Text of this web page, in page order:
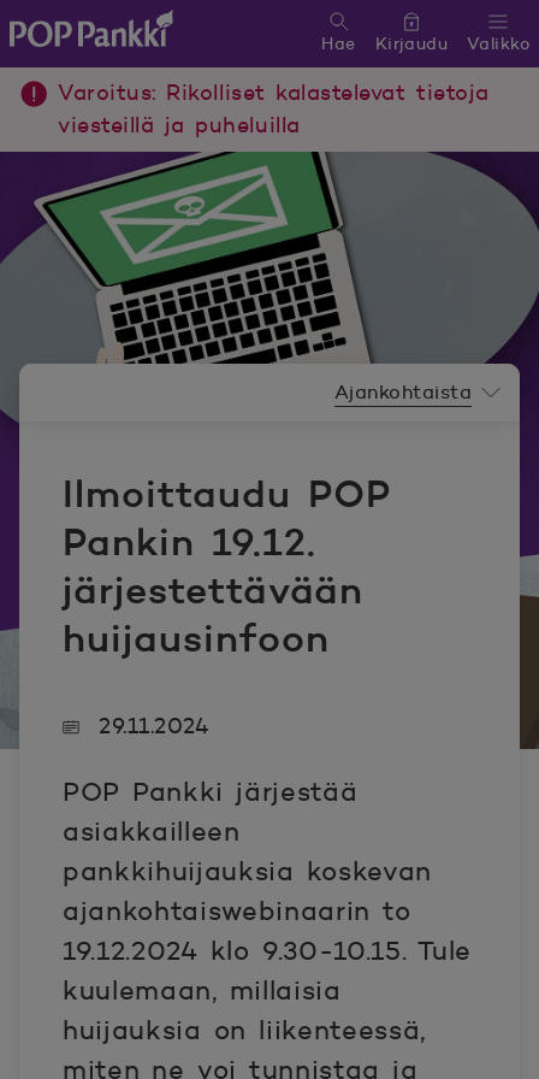
POP Pankki, etusivulle
Valikko
Hae Kirjaudu
Varoitus: Rikolliset kalastelevat tietoja
viesteillä ja puheluilla
Ilmoittaudu POP
Pankin 19.12.
järjestettävään
huijausinfoon
Ajankohtaista
29.11.2024
POP Pankki järjestää
asiakkailleen
pankkihuijauksia koskevan
ajankohtaiswebinaarin to
19.12.2024 klo 9.30-10.15. Tule
kuulemaan, millaisia
huijauksia on liikenteessä,
miten ne voi tunnistaa ja